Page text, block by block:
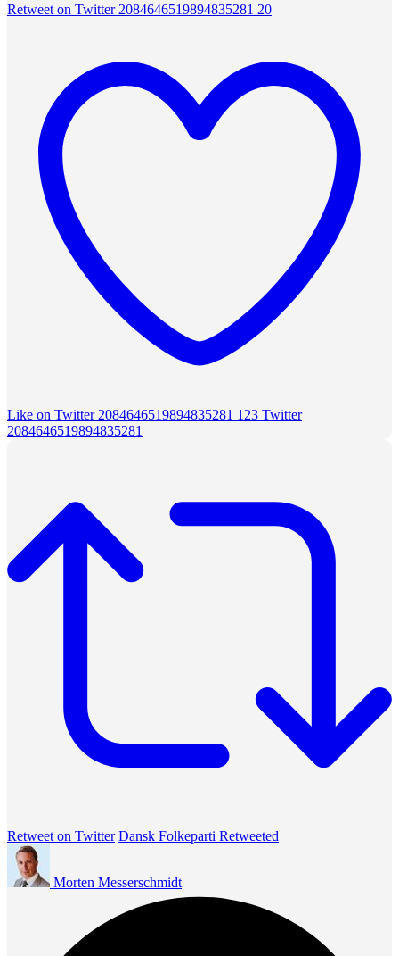
Retweet on Twitter 2084646519894835281 20
Like on Twitter 2084646519894835281 123 Twitter
2084646519894835281
Retweet on Twitter Dansk Folkeparti Retweeted
Morten Messerschmidt